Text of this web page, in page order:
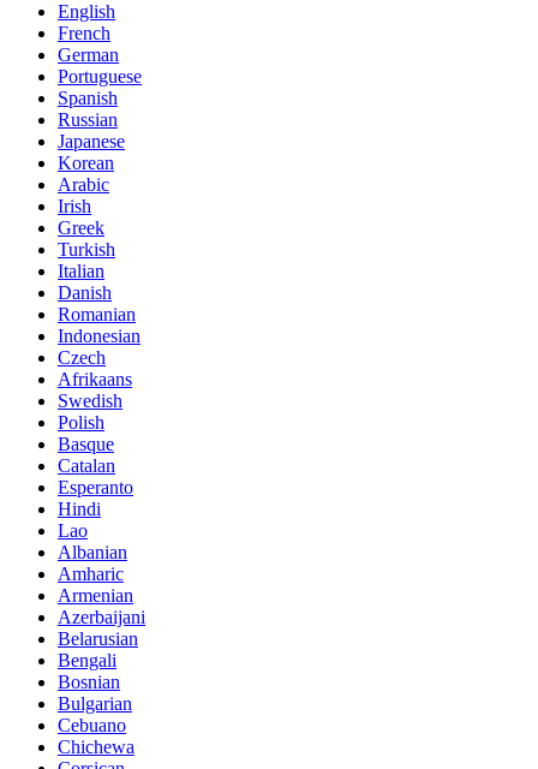
English
French
German
Portuguese
Spanish
Russian
Japanese
Korean
Arabic
Irish
Greek
Turkish
Italian
Danish
Romanian
Indonesian
Czech
Afrikaans
Swedish
Polish
Basque
Catalan
Esperanto
Hindi
Lao
Albanian
Amharic
Armenian
Azerbaijani
Belarusian
Bengali
Bosnian
Bulgarian
Cebuano
Chichewa